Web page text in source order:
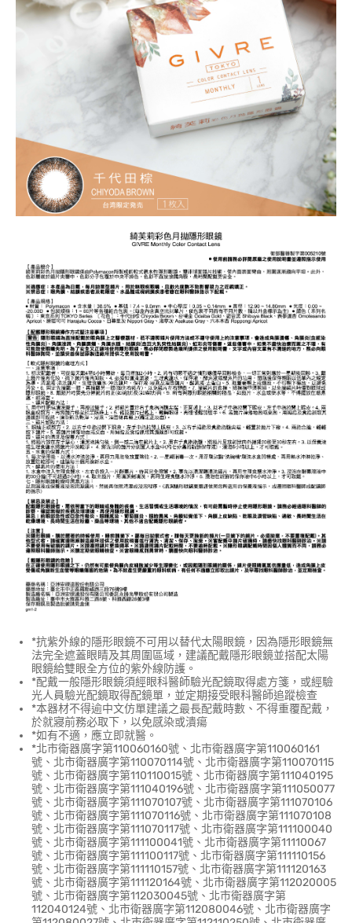
*抗紫外線的隱形眼鏡不可用以替代太陽眼鏡，因為隱形眼鏡無
法完全遮蓋眼睛及其周圍區域，建議配戴隱形眼鏡並搭配太陽
眼鏡給雙眼全方位的紫外線防護。
*配戴一般隱形眼鏡須經眼科醫師驗光配鏡取得處方箋，或經驗
光人員驗光配鏡取得配鏡單，並定期接受眼科醫師追蹤檢查
*本器材不得逾中文仿單建議之最長配戴時數、不得重覆配戴，
於就寢前務必取下，以免感染或潰瘍
*如有不適，應立即就醫。
*北市衛器廣字第110060160號、北市衛器廣字第110060161
號、北市衛器廣字第110070114號、北市衛器廣字第110070115
號、北市衛器廣字第110110015號、北市衛器廣字第111040195
號、北市衛器廣字第111040196號、北市衛器廣字第111050077
號、北市衛器廣字第111070107號、北市衛器廣字第111070106
號、北市衛器廣字第111070116號、北市衛器廣字第111070108
號、北市衛器廣字第111070117號、北市衛器廣字第111100040
號、北市衛器廣字第111100041號、北市衛器廣字第11110067
號、北市衛器廣字第111100117號、北市衛器廣字第111110156
號、北市衛器廣字第111110157號、北市衛器廣字第111120163
號、北市衛器廣字第111120164號、北市衛器廣字第112020005
號、北市衛器廣字第112030045號、北市衛器廣字第
112040124號、北市衛器廣字第112080046號、北市衛器廣字